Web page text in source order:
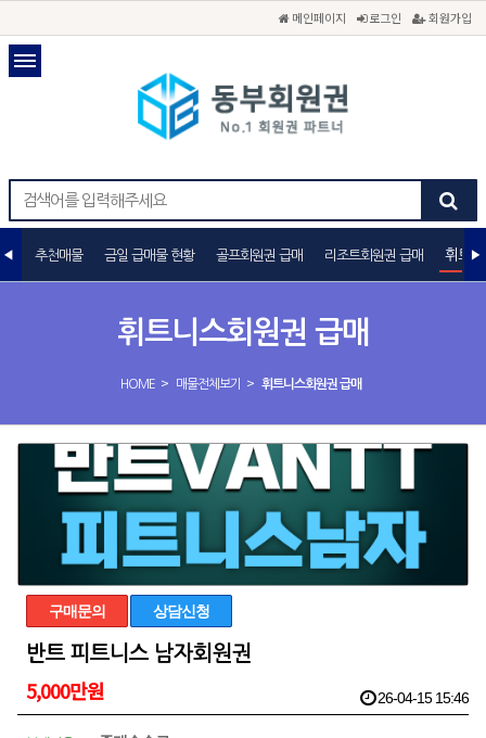
메인페이지 로그인 회원가입
휘트니스회원권 급매
HOME > 매물전체보기 > 휘트니스회원권 급매
추천매물 금일 급매물 현황 골프회원권 급매 리조트회원권 급매 휘트
구매문의 상담신청
반트 피트니스 남자회원권
5,000만원 26-04-15 15:46